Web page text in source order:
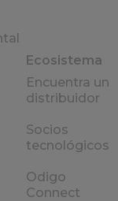
Ecosistema
Encuentra un
distribuidor
Socios
tecnológicos
Odigo
Connect